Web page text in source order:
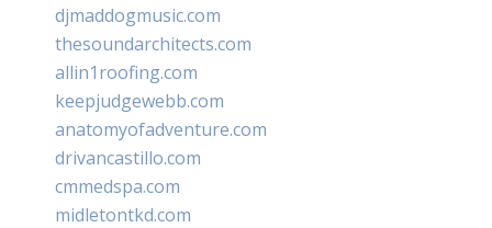
djmaddogmusic.com
thesoundarchitects.com
allin1roofing.com
keepjudgewebb.com
anatomyofadventure.com
drivancastillo.com
cmmedspa.com
midletontkd.com